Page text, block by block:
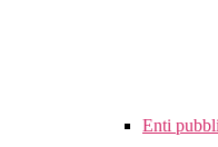
Enti